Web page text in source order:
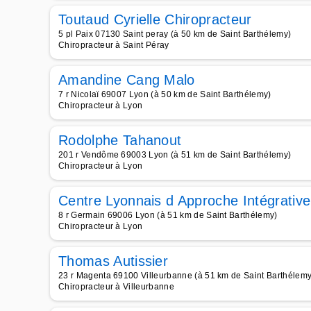
Toutaud Cyrielle Chiropracteur
5 pl Paix 07130 Saint peray (à 50 km de Saint Barthélemy)
Chiropracteur à Saint Péray
Amandine Cang Malo
7 r Nicolaï 69007 Lyon (à 50 km de Saint Barthélemy)
Chiropracteur à Lyon
Rodolphe Tahanout
201 r Vendôme 69003 Lyon (à 51 km de Saint Barthélemy)
Chiropracteur à Lyon
Centre Lyonnais d Approche Intégrative
8 r Germain 69006 Lyon (à 51 km de Saint Barthélemy)
Chiropracteur à Lyon
Thomas Autissier
23 r Magenta 69100 Villeurbanne (à 51 km de Saint
Chiropracteur à Villeurbanne